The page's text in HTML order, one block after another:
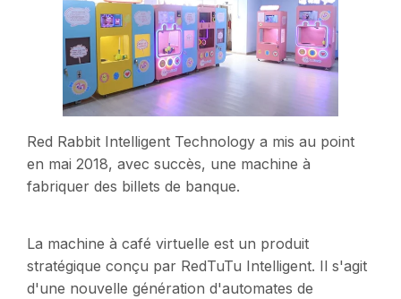
Red Rabbit Intelligent Technology a mis au point
en mai 2018, avec succès, une machine à
fabriquer des billets de banque.
La machine à café virtuelle est un produit
stratégique conçu par RedTuTu Intelligent. Il s'agit
d'une nouvelle génération d'automates de